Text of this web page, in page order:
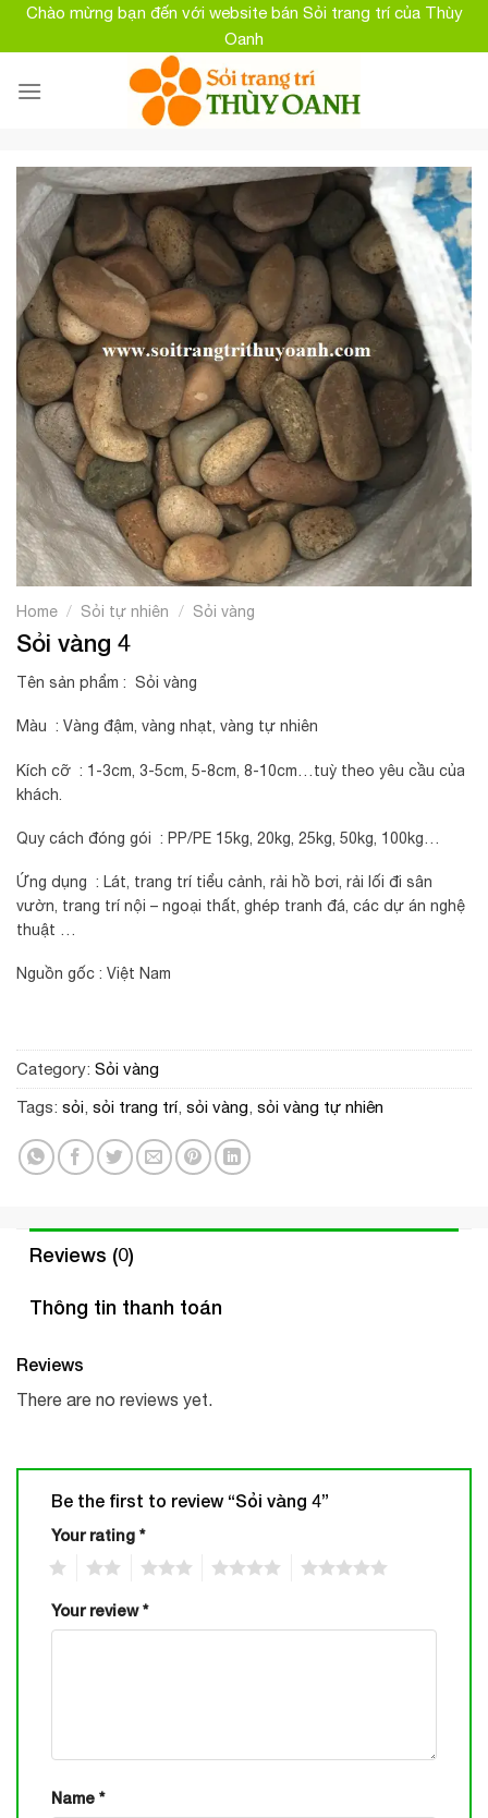
SkipChào mừng bạn đến với website bán Sỏi trang trí của Thùy
Oanh
Home / Sỏi tự nhiên / Sỏi vàng
Sỏi vàng 4
Tên sản phẩm : Sỏi vàng
Màu : Vàng đậm, vàng nhạt, vàng tự nhiên
Kích cỡ : 1-3cm, 3-5cm, 5-8cm, 8-10cm…tuỳ theo yêu cầu của
khách.
Quy cách đóng gói : PP/PE 15kg, 20kg, 25kg, 50kg, 100kg…
Ứng dụng : Lát, trang trí tiểu cảnh, rải hồ bơi, rải lối đi sân
vườn, trang trí nội – ngoại thất, ghép tranh đá, các dự án nghệ
thuật …
Nguồn gốc : Việt Nam
Category: Sỏi vàng
Tags: sỏi, sỏi trang trí, sỏi vàng, sỏi vàng tự nhiên
Reviews (0)
Thông tin thanh toán
Reviews
There are no reviews yet.
Be the first to review “Sỏi vàng 4”
Your rating *
Your review*
Name *